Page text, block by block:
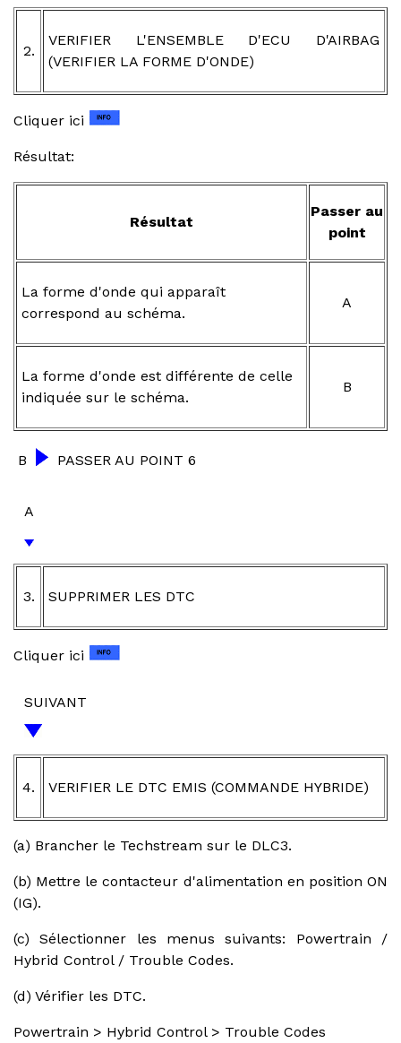
2.
VERIFIER L'ENSEMBLE D'ECU D'AIRBAG
(VERIFIER LA FORME D'ONDE)
Cliquer ici
Résultat:
Résultat
Passer au
point
La forme d'onde qui apparaît
correspond au schéma.
A
La forme d'onde est différente de celle
indiquée sur le schéma.
B
B PASSER AU POINT 6
A
3. SUPPRIMER LES DTC
Cliquer ici
SUIVANT
4. VERIFIER LE DTC EMIS (COMMANDE HYBRIDE)
(a) Brancher le Techstream sur le DLC3.
(b) Mettre le contacteur d'alimentation en position ON
(IG).
(c) Sélectionner les menus suivants: Powertrain /
Hybrid Control / Trouble Codes.
(d) Vérifier les DTC.
Powertrain > Hybrid Control > Trouble Codes